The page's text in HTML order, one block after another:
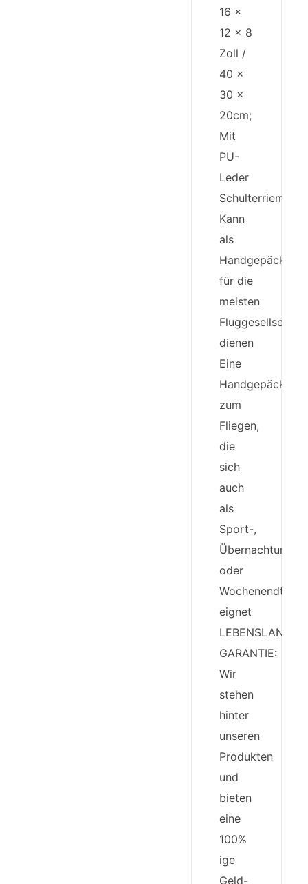
16 x
12 x 8
Zoll /
40 x
30 x
20cm;
Mit
PU-
Leder
Schulterriemen;
Kann
als
Handgepäck
für die
meisten
dienen
Eine
zum
Fliegen,
die
sich
auch
als
Sport-,
Übernachtungs-
oder
eignet
LEBENSLANGE
GARANTIE:
Wir
stehen
hinter
unseren
Produkten
und
bieten
eine
100%
ige
Geld-